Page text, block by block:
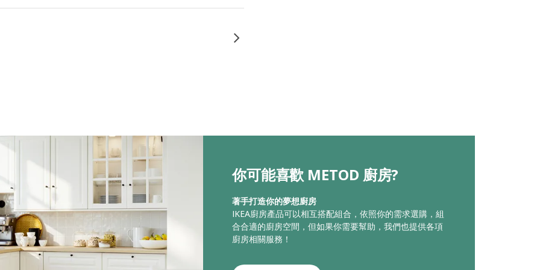
你可能喜歡 METOD 廚房?
著手打造你的夢想廚房
IKEA廚房產品可以相互搭配組合，依照你的需求選購，組
合合適的廚房空間，但如果你需要幫助，我們也提供各項
廚房相關服務！